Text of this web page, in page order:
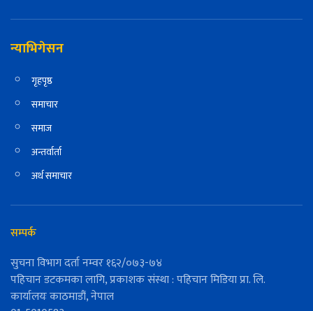
न्याभिगेसन
गृहपृष्ठ
समाचार
समाज
अन्तर्वार्ता
अर्थ समाचार
सम्पर्क
सुचना विभाग दर्ता नम्वर १६२/०७३-७४
पहिचान डटकमका लागि, प्रकाशक संस्था : पहिचान मिडिया प्रा. लि.
कार्यालयः काठमाडौं, नेपाल